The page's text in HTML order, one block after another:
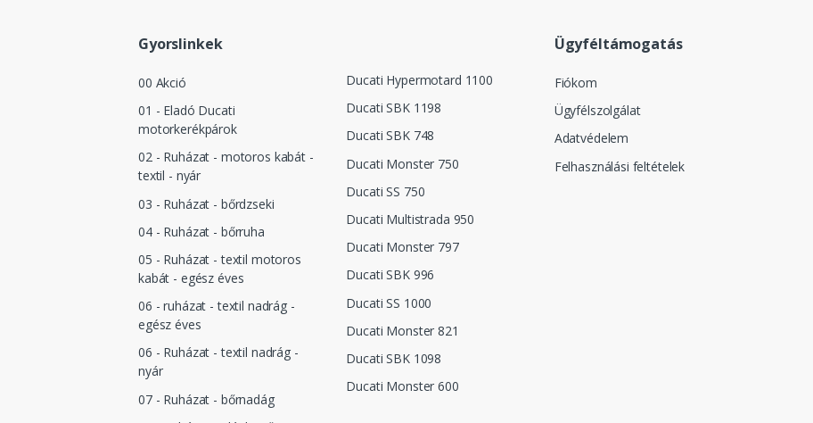
Gyorslinkek
00 Akció
01 - Eladó Ducati
motorkerékpárok
02 - Ruházat - motoros kabát -
textil - nyár
03 - Ruházat - bőrdzseki
04 - Ruházat - bőrruha
05 - Ruházat - textil motoros
kabát - egész éves
06 - ruházat - textil nadrág -
egész éves
06 - Ruházat - textil nadrág -
nyár
07 - Ruházat - bőrnadág
Ducati Hypermotard 1100
Ducati SBK 1198
Ducati SBK 748
Ducati Monster 750
Ducati SS 750
Ducati Multistrada 950
Ducati Monster 797
Ducati SBK 996
Ducati SS 1000
Ducati Monster 821
Ducati SBK 1098
Ducati Monster 600
Ügyféltámogatás
Fiókom
Ügyfélszolgálat
Adatvédelem
Felhasználási feltételek